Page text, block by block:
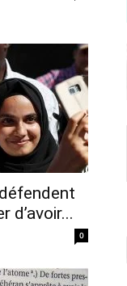
d’avoir...
0